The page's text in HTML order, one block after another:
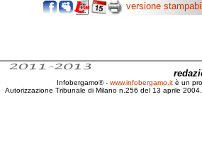
versione
Infobergamo® - www.infobergamo.it è un
Autorizzazione Tribunale di Milano n.256 del 13 aprile